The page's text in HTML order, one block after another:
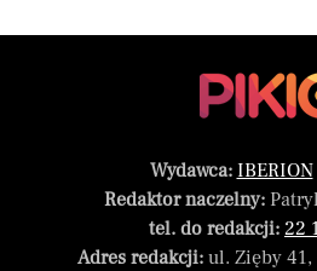
Wydawca: IBERION
Redaktor naczelny:
tel. do redakcji: 22
Adres redakcji:ul. Zięby 41,